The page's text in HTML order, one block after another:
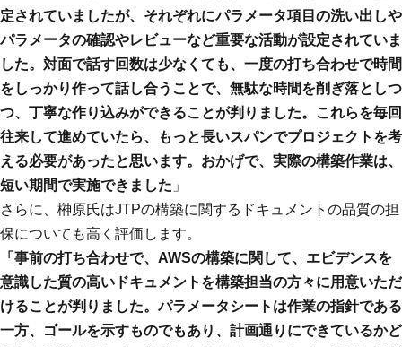
定されていましたが、それぞれにパラメータ項目の洗い出しや
パラメータの確認やレビューなど重要な活動が設定されていま
した。対面で話す回数は少なくても、一度の打ち合わせで時間
をしっかり作って話し合うことで、無駄な時間を削ぎ落としつ
つ、丁寧な作り込みができることが判りました。これらを毎回
往来して進めていたら、もっと長いスパンでプロジェクトを考
える必要があったと思います。おかげで、実際の構築作業は、
短い期間で実施できました 」
さらに、榊原氏はJTPの構築に関するドキュメントの品質の担
保についても高く評価します。
「事前の打ち合わせで、AWSの構築に関して、エビデンスを
意識した質の高いドキュメントを構築担当の方々に用意いただ
けることが判りました。パラメータシートは作業の指針である
一方、ゴールを示すものでもあり、計画通りにできているかど